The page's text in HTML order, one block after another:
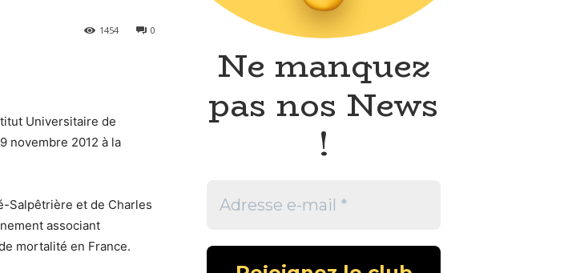
0
1454
Universitaire de
novembre 2012 à la
Salpêtrière et de Charles
associant
mortalité en France.
Ne manquez
pas nos News
!